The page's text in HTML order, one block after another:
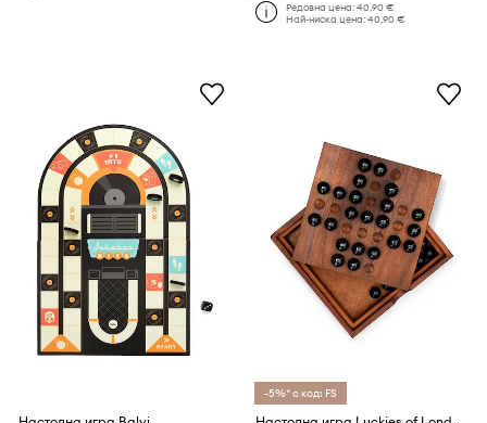
Редовна цена:40,90 €
Най-ниска цена:40,90 €
-5%* с код: FS